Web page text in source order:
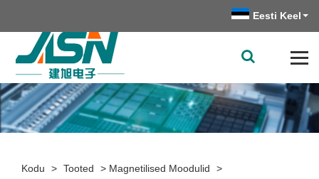
Eesti Keel
Kodu > Tooted > Magnetilised Moodulid
>